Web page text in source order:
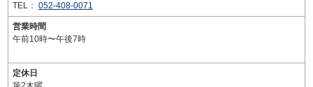
TEL： 052-408-0071
営業時間
午前10時〜午後7時
定休日